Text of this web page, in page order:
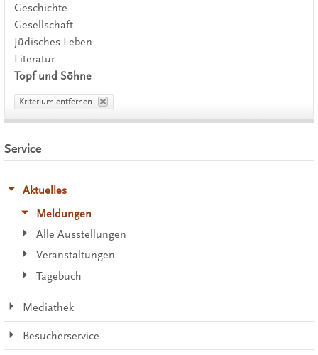
Geschichte
Gesellschaft
Jüdisches Leben
Literatur
Topf und Söhne
Kriterium entfernen
Service
Aktuelles
Meldungen
Alle Ausstellungen
Veranstaltungen
Tagebuch
Mediathek
Besucherservice